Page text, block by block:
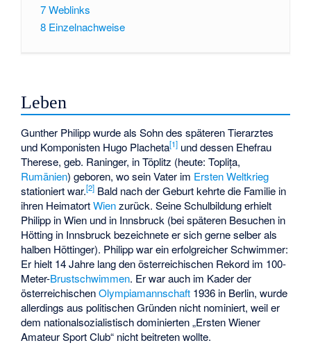
7Weblinks
8 Einzelnachweise
Leben
Gunther Philipp wurde als Sohn des späteren Tierarztes
und Komponisten Hugo Placheta[1] und dessen Ehefrau
Therese, geb. Raninger, in Töplitz (heute: Toplița,
Rumänien) geboren, wo sein Vater im Ersten Weltkrieg
stationiert war.[2] Bald nach der Geburt kehrte die Familie in
ihren HeimatortWienzurück. Seine Schulbildung erhielt
Philipp in Wien und in Innsbruck (bei späteren Besuchen in
Hötting in Innsbruck bezeichnete er sich gerne selber als
halben Höttinger). Philipp war ein erfolgreicher Schwimmer:
Er hielt 14 Jahre lang den österreichischen Rekord im 100-
Meter-Brustschwimmen. Er war auch im Kader der
österreichischenOlympiamannschaft 1936 in Berlin, wurde
allerdings aus politischen Gründen nicht nominiert, weil er
dem nationalsozialistisch dominierten „Ersten Wiener
Amateur Sport Club“ nicht beitreten wollte.